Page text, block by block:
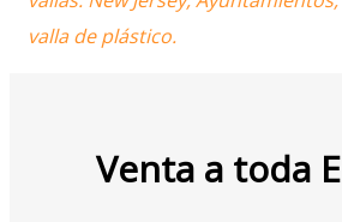
valla de plástico.
Venta a toda